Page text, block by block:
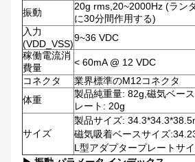
振動
20g rms,20~2000Hz (ラン
に30分間作用する)
入力
(VDD_VSS)
9~36 VDC
稼働電流消
費量
< 60mA @ 12 VDC
コネクタ
業界標準のM12コネクタ
体重
製品純重量: 82g,磁気ベー
レート: 20g
サイズ
製品サイズ:
磁気吸着ベースサイズ
L型アダプタープレートサ